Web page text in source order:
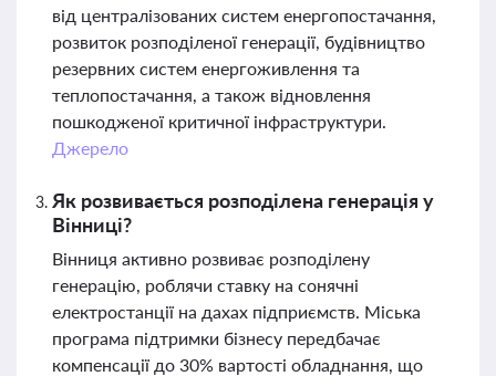
від централізованих систем енергопостачання,
розвиток розподіленої генерації, будівництво
резервних систем енергоживлення та
теплопостачання, а також відновлення
пошкодженої критичної інфраструктури.
Джерело
Як розвивається розподілена генерація у
Вінниці?
Вінниця активно розвиває розподілену
генерацію, роблячи ставку на сонячні
електростанції на дахах підприємств. Міська
програма підтримки бізнесу передбачає
компенсації до 30% вартості обладнання, що